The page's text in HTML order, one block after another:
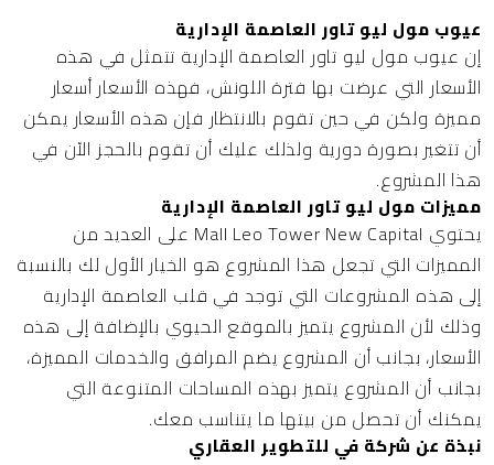
عيوب مول ليو تاور العاصمة الإدارية
إن عيوب مول ليو تاور العاصمة الإدارية تتمثل في هذه
الأسعار التي عرضت بها فترة اللونش، فهذه الأسعار أسعار
مميزة ولكن في حين تقوم بالانتظار فإن هذه الأسعار يمكن
أن تتغير بصورة دورية ولذلك عليك أن تقوم بالحجز الآن في
هذا المشروع.
مميزات مول ليو تاور العاصمة الإدارية
يحتوي Mall Leo Tower New Capital على العديد من
المميزات التي تجعل هذا المشروع هو الخيار الأول لك بالنسبة
إلى هذه المشروعات التي توجد في قلب العاصمة الإدارية
وذلك لأن المشروع يتميز بالموقع الحيوي بالإضافة إلى هذه
الأسعار، بجانب أن المشروع يضم المرافق والخدمات المميزة،
بجانب أن المشروع يتميز بهذه المساحات المتنوعة التي
يمكنك أن تحصل من بيتها ما يتناسب معك.
نبذة عن شركة في للتطوير العقاري